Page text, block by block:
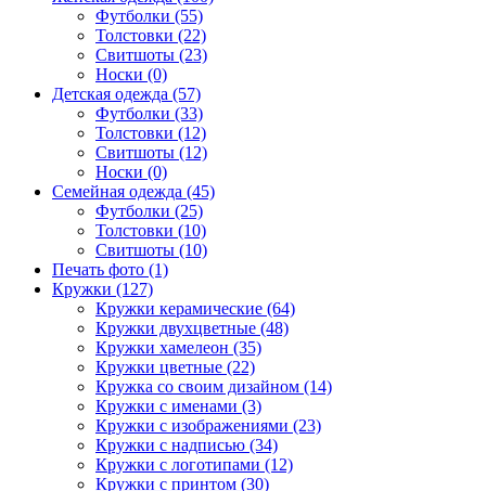
Футболки (55)
Толстовки (22)
Свитшоты (23)
Носки (0)
Детская одежда (57)
Футболки (33)
Толстовки (12)
Свитшоты (12)
Носки (0)
Семейная одежда (45)
Футболки (25)
Толстовки (10)
Свитшоты (10)
Печать фото (1)
Кружки (127)
Кружки керамические (64)
Кружки двухцветные (48)
Кружки хамелеон (35)
Кружки цветные (22)
Кружка со своим дизайном (14)
Кружки с именами (3)
Кружки с изображениями (23)
Кружки с надписью (34)
Кружки с логотипами (12)
Кружки с принтом (30)